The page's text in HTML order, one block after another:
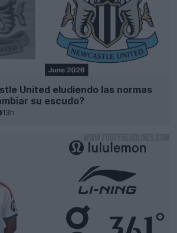
United eludiendo las normas
su escudo?
13h